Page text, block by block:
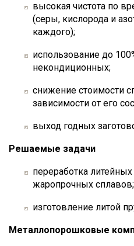
высокая чистота по
(серы, кислорода и
каждого);
использование до
некондиционных;
снижение стоимости
зависимости от его
выход годных
Решаемые задачи
переработка
жаропрочных сплавов;
изготовление литой
Металлопорошковые